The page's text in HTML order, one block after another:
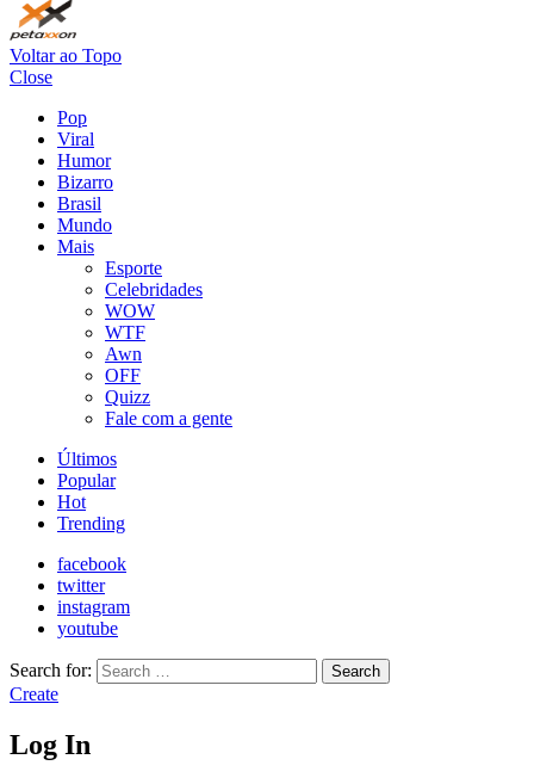
Voltar ao Topo
Close
Pop
Viral
Humor
Bizarro
Brasil
Mundo
Mais
Esporte
Celebridades
WOW
WTF
Awn
OFF
Quizz
Fale com a gente
Últimos
Popular
Hot
Trending
facebook
twitter
instagram
youtube
Search for: Search
Create
Log In